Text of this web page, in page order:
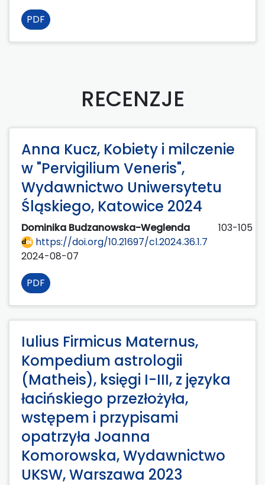
PDF
RECENZJE
Anna Kucz, Kobiety i milczenie
w "Pervigilium Veneris",
Wydawnictwo Uniwersytetu
Śląskiego, Katowice 2024
Dominika Budzanowska-Weglenda
103-105
https://doi.org/10.21697/cl.2024.36.1.7
2024-08-07
PDF
Iulius Firmicus Maternus,
Kompedium astrologii
(Matheis), księgi I-III, z języka
łacińskiego przezłożyła,
wstępem i przypisami
opatrzyła Joanna
Komorowska, Wydawnictwo
UKSW, Warszawa 2023